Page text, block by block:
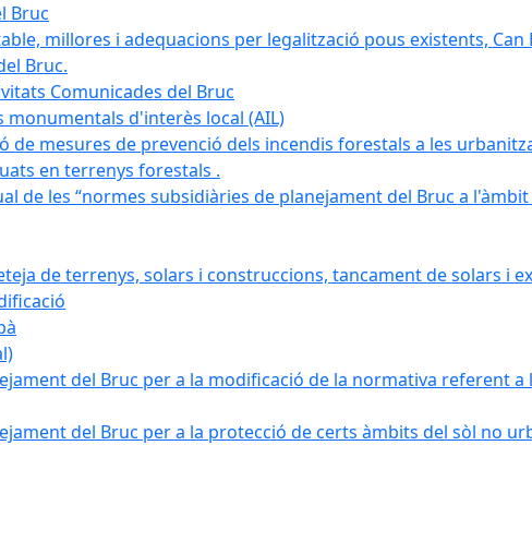
Bruc
millores i adequacions per legalització pous existents, Can
Bruc.
Comunicades del Bruc
d'interès local (AIL)
mesures de prevenció dels incendis forestals a les
en terrenys forestals .
de les “normes subsidiàries de planejament del Bruc a
de terrenys, solars i construccions, tancament de solars i
del Bruc per a la modificació de la normativa referent a
del Bruc per a la protecció de certs àmbits del sòl no